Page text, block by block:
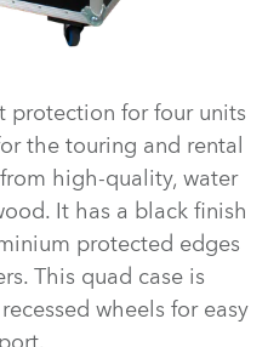
protection for four units
the touring and rental
high-quality, water
It has a black finish
protected edges
This quad case is
wheels for easy